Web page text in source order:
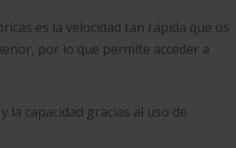
es la velocidad tan rápida que os
por lo que permite acceder a
la capacidad gracias al uso de